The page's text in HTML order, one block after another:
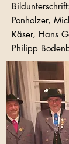
Ponholzer,
Käser, Hans
Philipp